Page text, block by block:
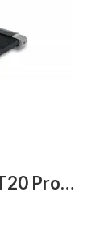
Pro